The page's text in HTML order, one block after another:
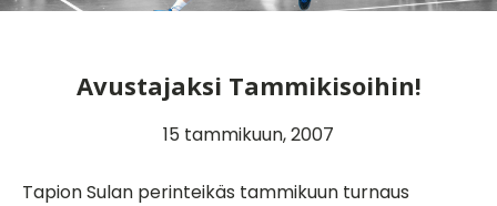
Avustajaksi Tammikisoihin!
15 tammikuun, 2007
Tapion Sulan perinteikäs tammikuun turnaus